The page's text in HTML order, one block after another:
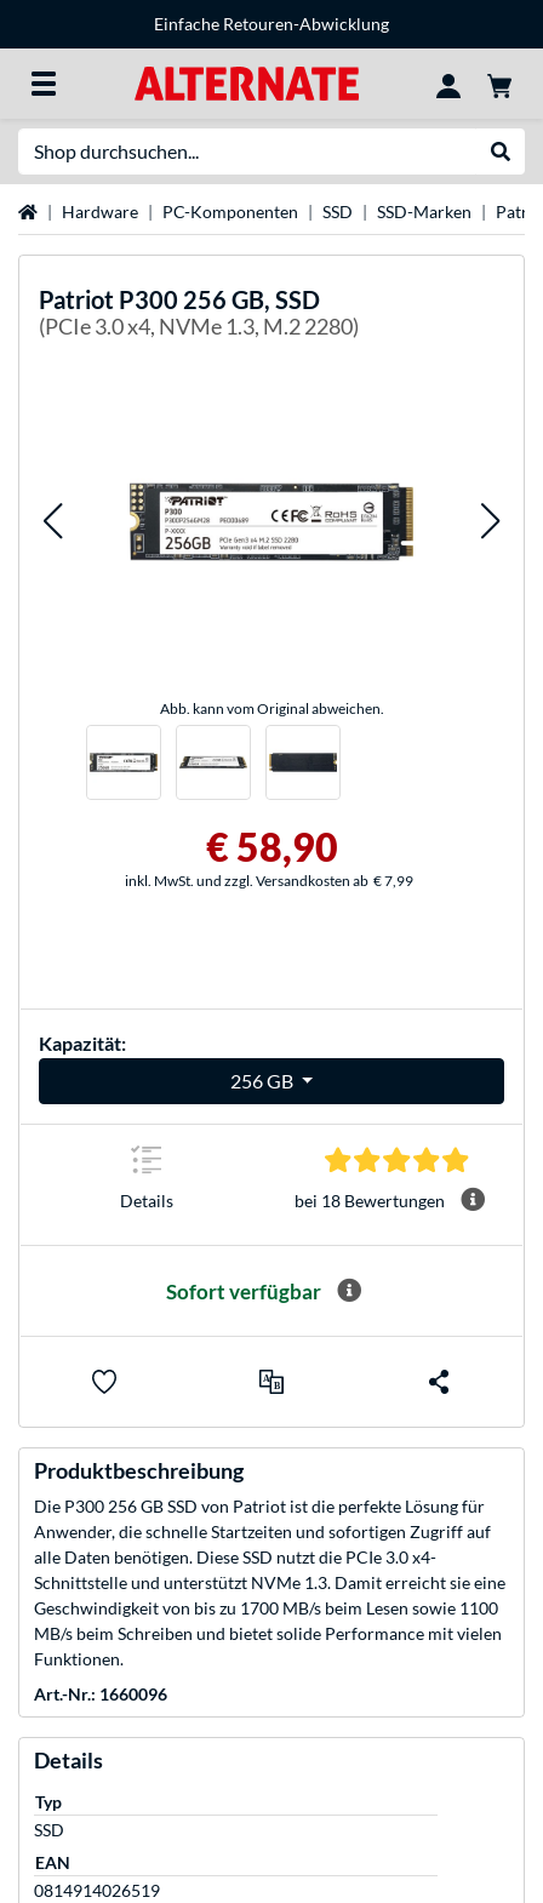
Einfache Retouren-Abwicklung
StartseiteHardware PC-Komponenten SSD SSD-Marken
Patriot P300 256 GB, SSD
(PCIe 3.0 x4, NVMe 1.3, M.2 2280)
Abb. kann vom Original abweichen.
€ 58,90
inkl. MwSt. und zzgl. Versandkosten ab € 7,99
Kapazität:
256 GB
Details bei 18 Bewertungen
Sofort verfügbar
Produktbeschreibung
Die P300 256 GB SSD von Patriot ist die perfekte Lösung für
Anwender, die schnelle Startzeiten und sofortigen Zugriff auf
alle Daten benötigen. Diese SSD nutzt die PCIe 3.0 x4-
Schnittstelle und unterstützt NVMe 1.3. Damit erreicht sie eine
Geschwindigkeit von bis zu 1700 MB/s beim Lesen sowie 1100
MB/s beim Schreiben und bietet solide Performance mit vielen
Funktionen.
Art.-Nr.: 1660096
Details
Typ
SSD
EAN
0814914026519